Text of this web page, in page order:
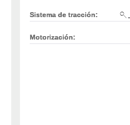
Sistema de tracción:
Motorización: